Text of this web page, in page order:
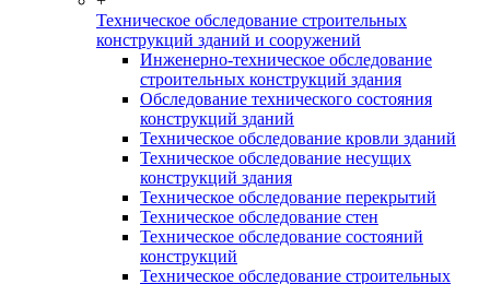
Техническое обследование строительных
конструкций зданий и сооружений
Инженерно-техническое обследование
строительных конструкций здания
Обследование технического состояния
конструкций зданий
Техническое обследование кровли зданий
Техническое обследование несущих
конструкций здания
Техническое обследование перекрытий
Техническое обследование стен
Техническое обследование состояний
конструкций
Техническое обследование строительных